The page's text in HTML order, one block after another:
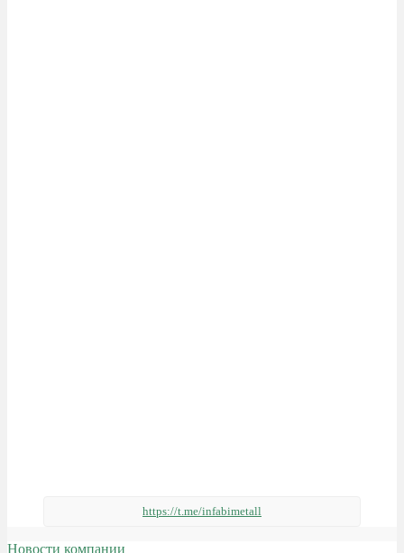
https://t.me/infabimetall
Новости компании